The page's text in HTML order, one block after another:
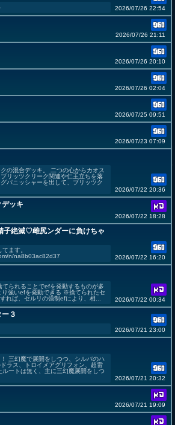
2026/07/26 22:54
2026/07/26 21:11
2026/07/26 20:10
2026/07/26 02:04
2026/07/25 09:51
2026/07/23 07:09
の混合デッキ。 二つの心からカオス
リッツクリーク関連や仁王立ちを落
パニッシャーを出して、ブリッツク
2026/07/22 20:36
ッキ
2026/07/22 18:28
子絶滅♡雌尻ンダーに負けちゃ
ます。
n/na8b03ac82d37
2026/07/22 16:20
られることでefを発動するものが多
強いefを発動できる ※捨てられたセ
れば、セルリの強制efにより、相...
2026/07/22 00:34
３
2026/07/21 23:00
三幻魔で展開をしつつ、シルバのハ
ラス、トロイメアグリフォン、超雷
ートは無く、主に三幻魔展開をしつ
2026/07/21 20:32
2026/07/21 19:09